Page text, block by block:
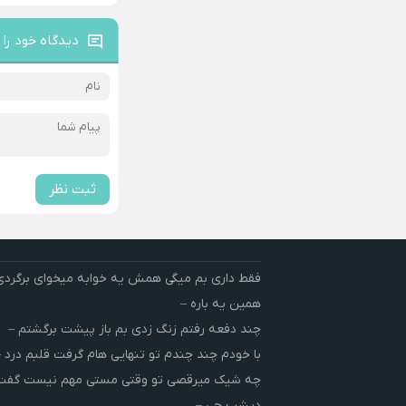
دیدگاه خود
ثبت نظر
فقط داری بم میگی همش یه خوابه میخوای
همین یه باره –
چند دفعه رفتم زنگ زدی بم باز پیشت برگشتم –
با خودم چند چندم تو تنهایی هام گرفت قلبم درد
چه شیک میرقصی تو وقتی مستی مهم نیست